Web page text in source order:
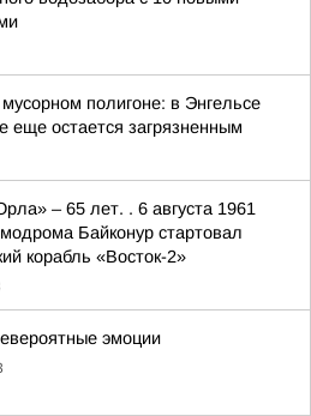
полигоне: в Энгельсе
еще остается загрязненным
– 65 лет. . 6 августа 1961
Байконур стартовал
корабль «Восток-2»
эмоции